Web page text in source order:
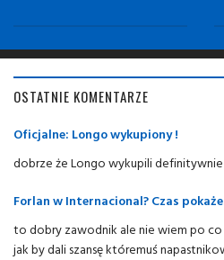
OSTATNIE KOMENTARZE
Oficjalne: Longo wykupiony !
dobrze że Longo wykupili definitywnie
Forlan w Internacional? Czas
to dobry zawodnik ale nie wiem po
jak by dali szansę któremuś